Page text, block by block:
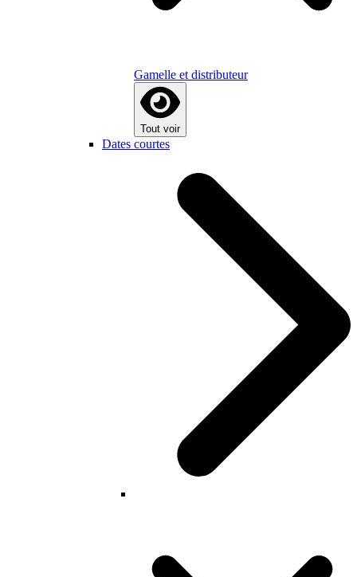
Gamelle et distributeur
Tout voir
Dates courtes